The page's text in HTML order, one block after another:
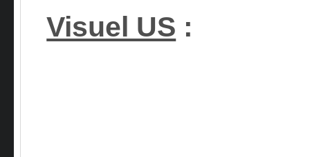
Visuel US :